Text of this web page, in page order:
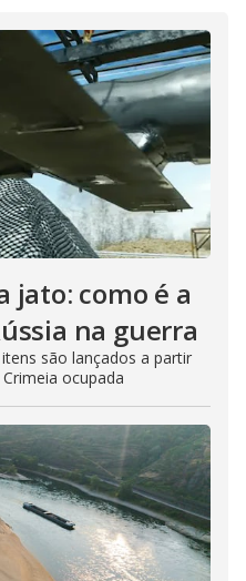
jato: como é a
na guerra
são lançados a partir
ocupada